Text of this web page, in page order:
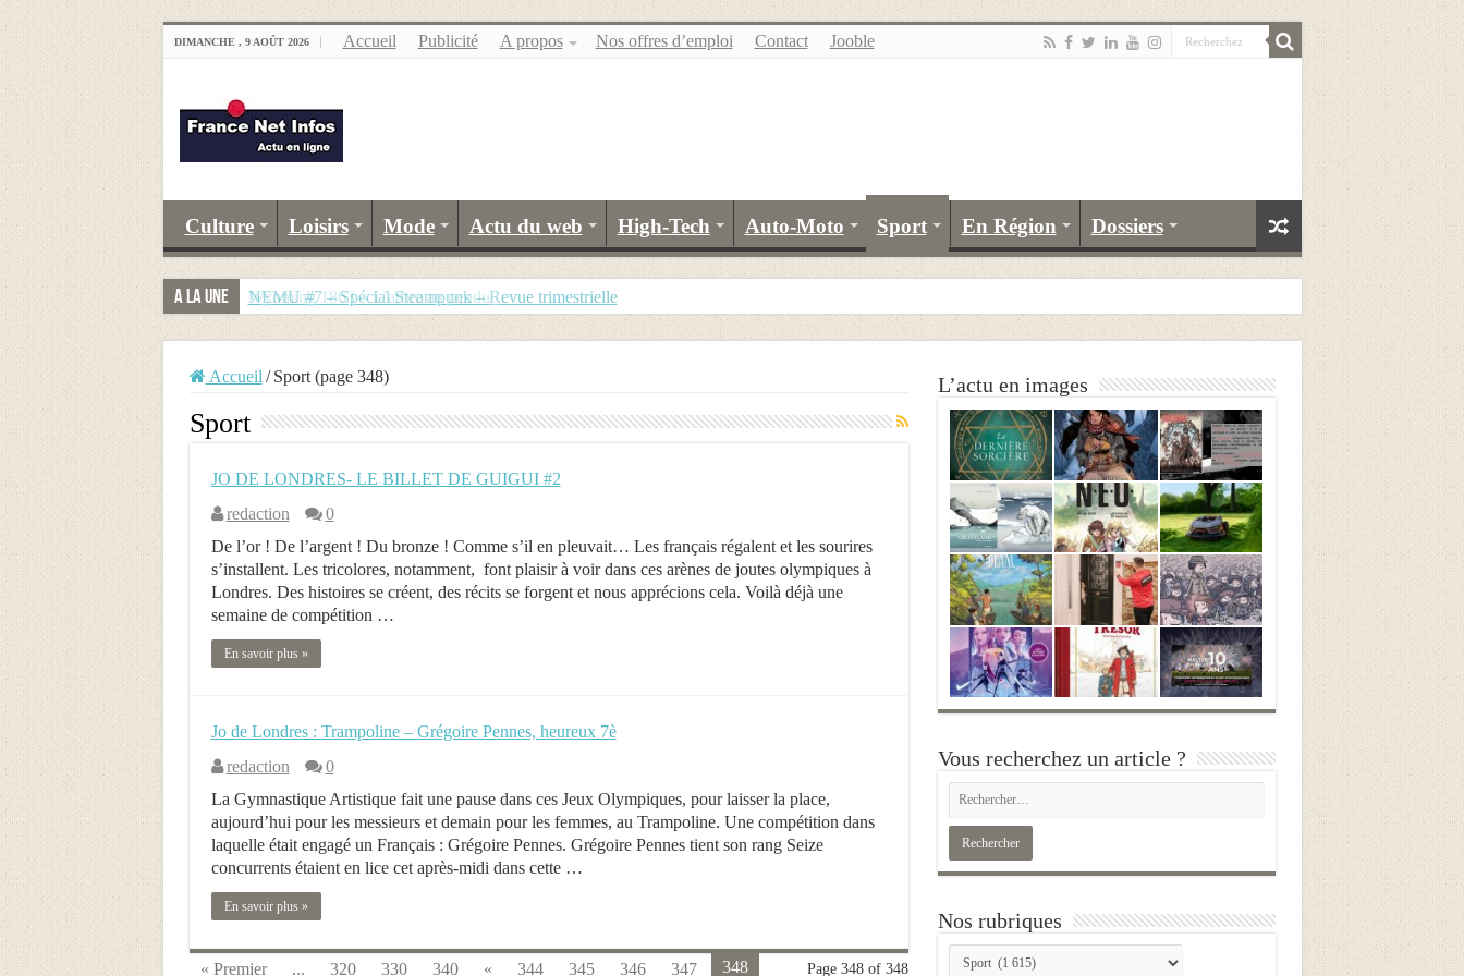
DIMANCHE , 9 AOÛT 2026 Accueil Publicité A propos Nos offres d’emploi Contact Jooble
Culture Loisirs Mode Actu du web High-Tech Auto-Moto Sport En Région Dossiers
A la Une Wyoming 1863 – L’arbre au pendu
NEMU #7 – Spécial Steampunk – Revue trimestrielle
Accueil / Sport (page 348)
Sport
JO DE LONDRES- LE BILLET DE GUIGUI #2
redaction
0
De l’or ! De l’argent ! Du bronze ! Comme s’il en pleuvait… Les français régalent et les sourires
s’installent. Les tricolores, notamment, font plaisir à voir dans ces arènes de joutes olympiques à
Londres. Des histoires se créent, des récits se forgent et nous apprécions cela. Voilà déjà une
semaine de compétition …
En savoir plus »
Jo de Londres : Trampoline – Grégoire Pennes, heureux 7è
redaction
0
La Gymnastique Artistique fait une pause dans ces Jeux Olympiques, pour laisser la place,
aujourd’hui pour les messieurs et demain pour les femmes, au Trampoline. Une compétition dans
laquelle était engagé un Français : Grégoire Pennes. Grégoire Pennes tient son rang Seize
concurrents étaient en lice cet après-midi dans cette …
En savoir plus »
Page 348 of 348
« Premier ... 320 330 340 « 344 345 346 347 348
L’actu en images
Vous recherchez un article ?
Nos rubriques
Nos